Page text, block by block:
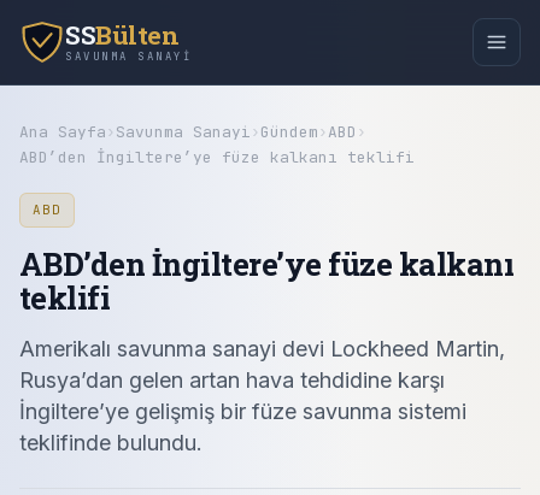
SSBülten
SAVUNMA SANAYI
Ana Sayfa› Savunma Sanayi› Gündem› ABD ›
ABD’den İngiltere’ye füze kalkanı teklifi
ABD
ABD’den İngiltere’ye füze kalkanı
teklifi
Amerikalı savunma sanayi devi Lockheed Martin,
Rusya’dan gelen artan hava tehdidine karşı
İngiltere’ye gelişmiş bir füze savunma sistemi
teklifinde bulundu.